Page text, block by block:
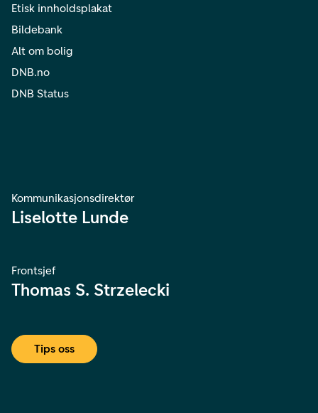
Etisk innholdsplakat
Bildebank
Alt om bolig
DNB.no
DNB Status
Kommunikasjonsdirektør
Liselotte Lunde
Frontsjef
Thomas S. Strzelecki
Tips oss